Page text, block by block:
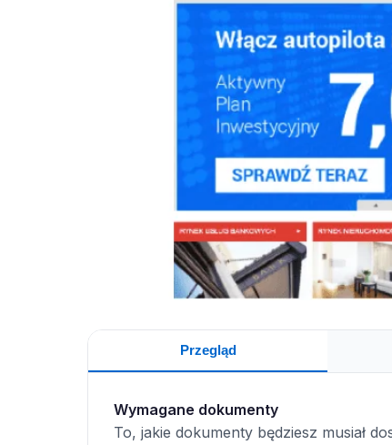
Przegląd
Wymagane dokumenty
To, jakie dokumenty będziesz musiał